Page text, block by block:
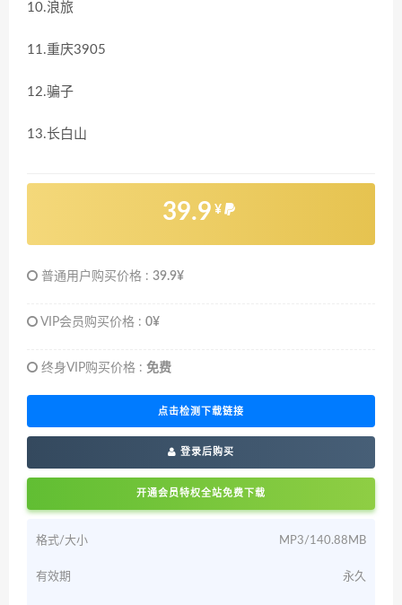
10.浪旅
11.重庆3905
12.骗子
13.长白山
39.9 ¥
普通用户购买价格 : 39.9¥
VIP会员购买价格 : 0¥
终身VIP购买价格 : 免费
点击检测下载链接
登录后购买
开通会员特权全站免费下载
格式/大小 MP3/140.88MB
有效期 永久